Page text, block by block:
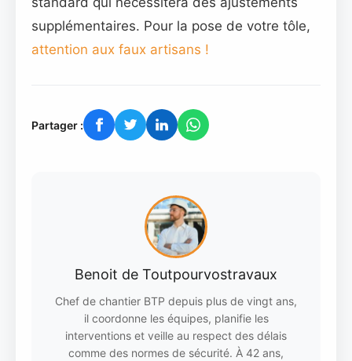
supplémentaires. Pour la pose de votre tôle,
attention aux faux artisans !
Partager :
Benoit de Toutpourvostravaux
Chef de chantier BTP depuis plus de vingt ans,
il coordonne les équipes, planifie les
interventions et veille au respect des délais
comme des normes de sécurité. À 42 ans,